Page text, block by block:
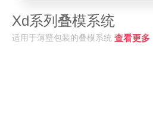
Xd系列叠模系统
适用于薄壁包装的叠模系统 查看更多